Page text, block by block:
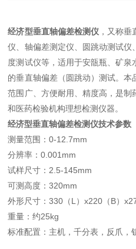
经济型垂直轴偏差检测仪，又称垂
仪、轴偏差测定仪、圆跳动测试仪
度测试仪等，适用于安瓿瓶、矿
的垂直轴偏差（圆跳动）测试。本
范围广、方便耐用、精度高，是
和医药检验机构理想检测仪器。
经济型垂直轴偏差检测仪技术参数
测量范围：0-12.7mm
分辨率：0.001mm
试样尺寸：2.5-145mm
可测高度：320mm
外形尺寸：330（L）x220（B）
重量：约25kg
标准配置：主机，千分表，反爪，